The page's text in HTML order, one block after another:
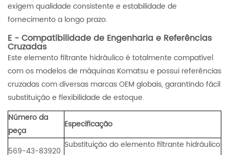
exigem qualidade consistente e estabilidade de
fornecimento a longo prazo.
E - Compatibilidade de Engenharia e Referências
Cruzadas
Este elemento filtrante hidráulico é totalmente compatível
com os modelos de máquinas Komatsu e possui referências
cruzadas com diversas marcas OEM globais, garantindo fácil
substituição e flexibilidade de estoque.
Número da
peça
Especificação
569-43-83920
Substituição do elemento filtrante hidráulico